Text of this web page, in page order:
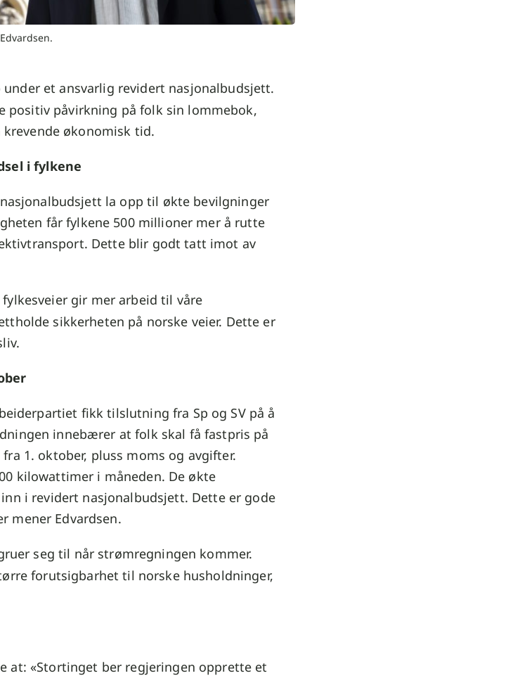
et ansvarlig revidert nasjonalbudsjett.
positiv påvirkning på folk sin lommebok,
økonomisk tid.
i fylkene
la opp til økte bevilgninger
får fylkene 500 millioner mer å rutte
Dette blir godt tatt imot av
gir mer arbeid til våre
sikkerheten på norske veier. Dette er
fikk tilslutning fra Sp og SV på å
innebærer at folk skal få fastpris på
1. oktober, pluss moms og avgifter.
kilowattimer i måneden. De økte
i revidert nasjonalbudsjett. Dette er gode
mener Edvardsen.
seg til når strømregningen kommer.
forutsigbarhet til norske husholdninger,
at: «Stortinget ber regjeringen opprette et